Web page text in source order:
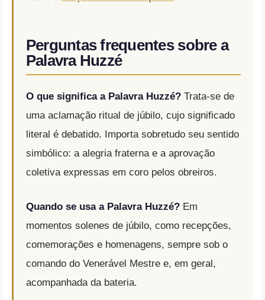
Perguntas frequentes sobre a
Palavra Huzzé
O que significa a Palavra Huzzé?Trata-se de
uma aclamação ritual de júbilo, cujo significado
literal é debatido. Importa sobretudo seu sentido
simbólico: a alegria fraterna e a aprovação
coletiva expressas em coro pelos obreiros.
Quando se usa a Palavra Huzzé?Em
momentos solenes de júbilo, como recepções,
comemorações e homenagens, sempre sob o
comando do Venerável Mestre e, em geral,
acompanhada da bateria.